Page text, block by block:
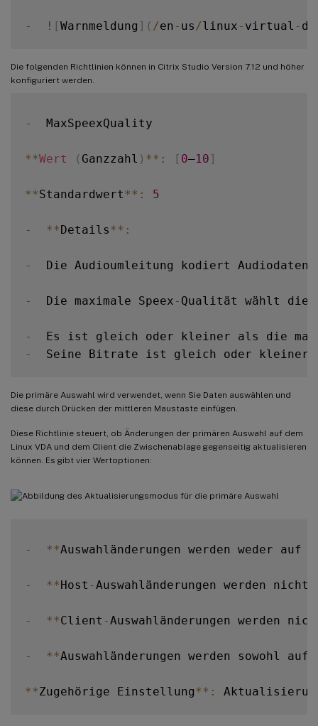
- ! [Warnmeldung ] ( /en - us /linux - virtual -
Die folgenden Richtlinien können in Citrix Studio Version 7.12 und höher
konfiguriert werden.
-
  MaxSpeexQuality
**Wert ( Ganzzahl ) ** : [ 0–10 ]
**Standardwert** : 5
- **Details** :
-
Die Audioumleitung kodiert Audiodaten
-
  Die maximale Speex
- Qualität wählt die
-
Es ist gleich oder kleiner als die
-
Seine Bitrate ist gleich oder kleiner
** Zugehörige Einstellungen
**Wert (Enum)**: [
**Standardwert**: 3
Die primäre Auswahl wird verwendet, wenn Sie Daten auswählen und
diese durch Drücken der mittleren Maustaste einfügen.
Diese Richtlinie steuert, ob Änderungen der primären Auswahl auf dem
Linux VDA und dem Client die Zwischenablage gegenseitig aktualisieren
können. Es gibt vier Wertoptionen:
- **Auswahländerungen werden weder
- **Host -Auswahländerungen werden
- **Client -Auswahländerungen werden
- **Auswahländerungen werden sowohl
**Zugehörige Einstellung** :